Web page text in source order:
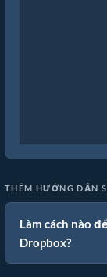
THÊM HƯỚNG DẪN
Làm cách nào
Dropbox?